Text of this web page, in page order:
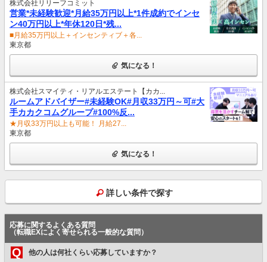
株式会社リリーフコミット
営業*未経験歓迎*⽉給35万円以上*1件成約でインセ
ン40万円以上*年休120⽇*残...
■⽉給35万円以上＋インセンティブ＋各...
東京都
気になる！
株式会社スマイティ・リアルエステート【カカ...
ルームアドバイザー#未経験OK#月収33万円～可#大
手カカクコムグループ#100%反...
★月収33万円以上も可能！ 月給27...
東京都
気になる！
詳しい条件で探す
応募に関するよくある質問
（転職EXによく寄せられる一般的な質問）
Q 他の人は何社くらい応募していますか？